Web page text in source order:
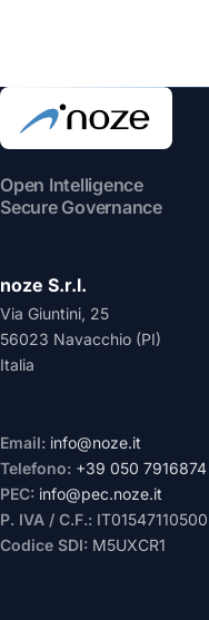
Open Intelligence
Secure Governance
noze S.r.l.
Via Giuntini, 25
56023 Navacchio (PI)
Italia
Email: info@noze.it
Telefono: +39 050 7916874
PEC: info@pec.noze.it
P. IVA / C.F.: IT01547110500
Codice SDI: M5UXCR1